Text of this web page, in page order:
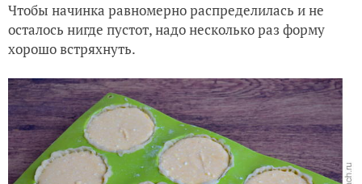
Чтобы начинка равномерно распределилась и не
осталось нигде пустот, надо несколько раз форму
хорошо встряхнуть.